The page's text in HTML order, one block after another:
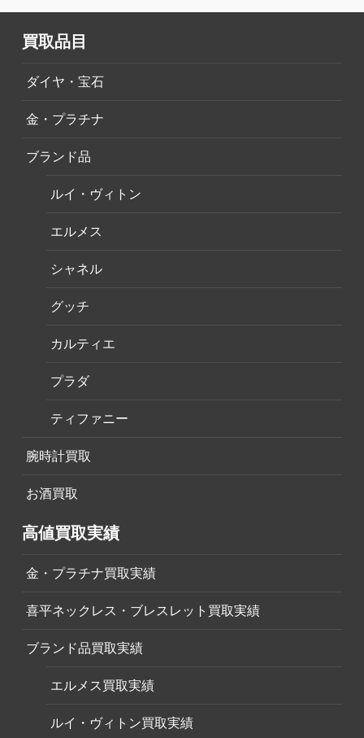
買取品目
ダイヤ・宝石
金・プラチナ
ブランド品
ルイ・ヴィトン
エルメス
シャネル
グッチ
カルティエ
プラダ
ティファニー
腕時計買取
お酒買取
高値買取実績
金・プラチナ買取実績
喜平ネックレス・ブレスレット買取実績
ブランド品買取実績
エルメス買取実績
ルイ・ヴィトン買取実績